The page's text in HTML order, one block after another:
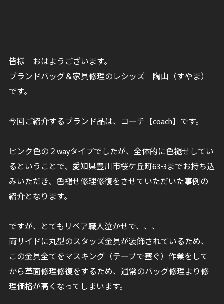
皆様 おはようございます。
ブランドバッグ＆家具修理のレシッズ 陶山（すやま）
です。
今回ご紹介するブランド品は、コーチ【coach】です。
ピンク色の２wayタイプでしたが、全体的に色褪せしてい
るということで、愛知県豊川市桜ケ丘町63-3までお持ち込
みいただき、色褪せ修理修復をさせていただいた事例の
紹介となります。
ですが、とてもリペア職人泣かせで、、、
両サイドに丸型のスタッズ金具が装飾されているため、
この金具全てをマスキング（テープで塞ぐ）作業をして
から革面修理修復をするため、通常のバッグ修理より修
理価格が高くなってしまいます。